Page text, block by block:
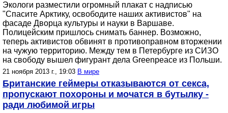
Экологи разместили огромный плакат с надписью
"Спасите Арктику, освободите наших активистов" на
фасаде Дворца культуры и науки в Варшаве.
Полицейским пришлось снимать баннер. Возможно,
теперь активистов обвинят в противоправном вторжении
на чужую территорию. Между тем в Петербурге из СИЗО
на свободу вышел фигурант дела Greenpeace из Польши.
21 ноября 2013 г., 19:03 В мире
Британские геймеры отказываются от секса,
пропускают похороны и мочатся в бутылку -
ради любимой игры